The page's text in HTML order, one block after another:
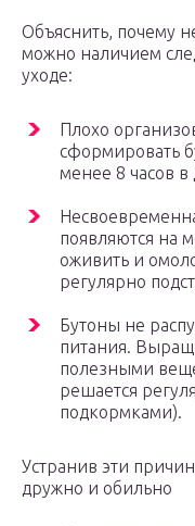
Объяснить, почему
можно наличием
уходе:
Плохо
сформировать
менее 8 часов в
появляются на
оживить и
регулярно
Бутоны не
питания.
полезными
решается
подкормками).
Устранив эти
дружно и обильно